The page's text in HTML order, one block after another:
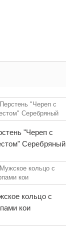
"Череп с
Серебряный
кольцо с
кои